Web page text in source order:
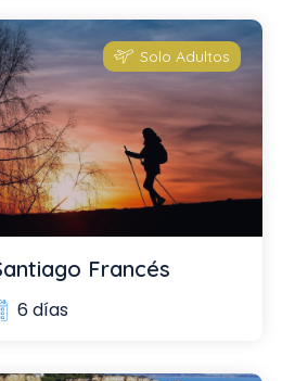
Solo Adultos
Francés
6 días